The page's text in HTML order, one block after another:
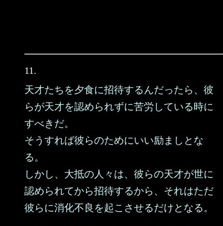
11.
天才たちを夕食に招待するんだったら、彼
らが天才を認められずに苦労している時に
すべきだ。
そうすれば彼らのためにいい励ましとな
る。
しかし、大抵の人々は、彼らの天才が世に
認められてから招待するから、それはただ
彼らに消化不良を起こさせるだけとなる。